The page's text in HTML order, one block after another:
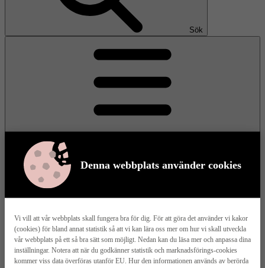
Denna webbplats använder cookies
Vi vill att vår webbplats skall fungera bra för dig. För att göra det använder vi kakor
(cookies) för bland annat statistik så att vi kan lära oss mer om hur vi skall utveckla
vår webbplats på ett så bra sätt som möjligt. Nedan kan du läsa mer och anpassa dina
inställningar. Notera att när du godkänner statistik och marknadsförings-cookies
kommer viss data överföras utanför EU. Hur den informationen används av berörda
Sök
Meny
Våra husmodeller